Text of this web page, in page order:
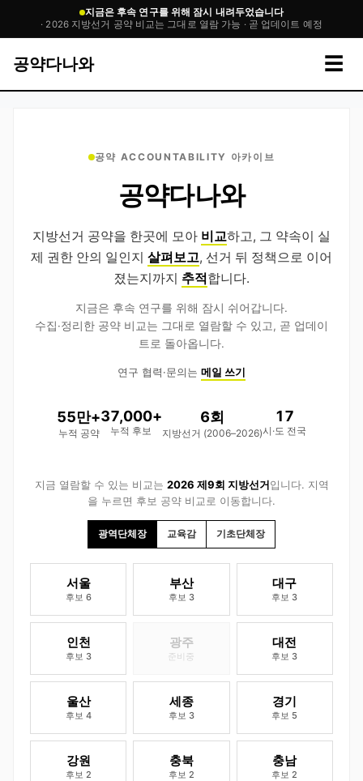
지금은 후속 연구를 위해 잠시 내려두었습니다
· 2026 지방선거 공약 비교는 그대로 열람 가능 · 곧 업데이트 예정
공약다나와 ☰
공약 ACCOUNTABILITY 아카이브
공약다나와
지방선거 공약을 한곳에 모아 비교하고, 그 약속이 실
제 권한 안의 일인지 살펴보고, 선거 뒤 정책으로 이어
졌는지까지 추적합니다.
지금은 후속 연구를 위해 잠시 쉬어갑니다.
수집·정리한 공약 비교는 그대로 열람할 수 있고, 곧 업데이
트로 돌아옵니다.
연구 협력·문의는 메일 쓰기
55만+
누적 공약
37,000+
누적 후보
6회
지방선거 (2006–2026)
17
시·도 전국
지금 열람할 수 있는 비교는 2026 제9회 지방선거입니다. 지역
을 누르면 후보 공약 비교로 이동합니다.
광역단체장 교육감 기초단체장
서울
후보 6
부산
후보 3
대구
후보 3
인천
후보 3
광주
준비중
대전
후보 3
울산
후보 4
세종
후보 3
경기
후보 5
강원
후보 2
충북
후보 2
충남
후보 2